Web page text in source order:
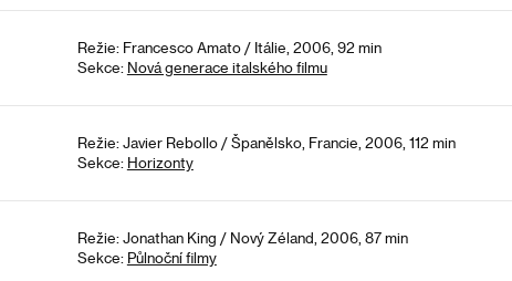
Režie: Francesco Amato / Itálie, 2006, 92 min
Sekce: Nová generace italského filmu
Režie: Javier Rebollo / Španělsko, Francie, 2006, 112 min
Sekce: Horizonty
Režie: Jonathan King / Nový Zéland, 2006, 87 min
Sekce: Půlnoční filmy